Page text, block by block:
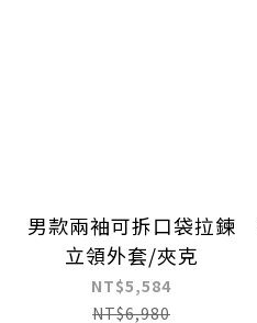
男款兩袖可拆口袋拉鍊
立領外套/夾克
NT$5,584
NT$6,980